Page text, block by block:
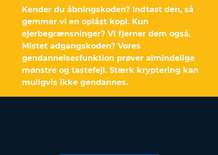
Kender du åbningskoden? Indtast den, så
gemmer vi en oplåst kopi. Kun
ejerbegrænsninger? Vi fjerner dem også.
Mistet adgangskoden? Vores
gendannelsesfunktion prøver almindelige
mønstre og tastefejl. Stærk kryptering kan
muligvis ikke gendannes.